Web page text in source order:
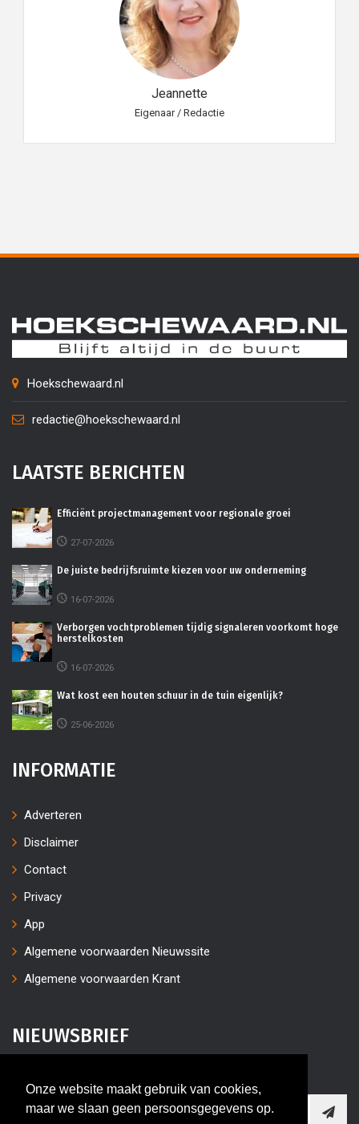
Onze website maakt gebruik van cookies,
maar we slaan geen persoonsgegevens op.
Jeannette
Eigenaar / Redactie
Hoekschewaard.nl
redactie@hoekschewaard.nl
LAATSTE BERICHTEN
Efficiënt projectmanagement voor regionale groei
27-07-2026
De juiste bedrijfsruimte kiezen voor uw onderneming
16-07-2026
Verborgen vochtproblemen tijdig signaleren voorkomt hoge
herstelkosten
16-07-2026
Wat kost een houten schuur in de tuin eigenlijk?
25-06-2026
INFORMATIE
Adverteren
Disclaimer
Contact
Privacy
App
Algemene voorwaarden Nieuwssite
Algemene voorwaarden Krant
NIEUWSBRIEF